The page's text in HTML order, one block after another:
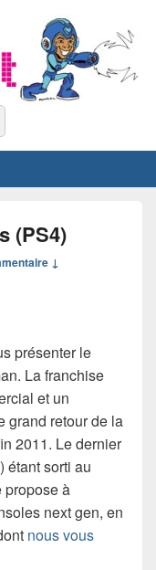
(PS4)
↓
présenter le
La franchise
et un
grand retour de la
2011. Le dernier
étant sorti au
propose à
next gen, en
nous vous